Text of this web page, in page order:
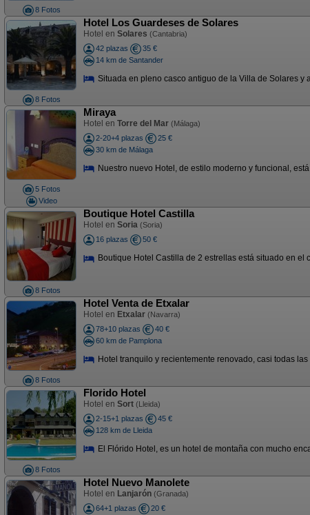
8 Fotos
8 Fotos
Hotel Los Guardeses de Solares
Hotel en Solares (Cantabria)
42 plazas
35 €
14 km de Santander
Situada en pleno casco antiguo de la Villa de Solares y
5 Fotos
Video
Miraya
Hotel en Torre del Mar (Málaga)
2-20+4 plazas
25 €
30 km de Málaga
Nuestro nuevo Hotel, de estilo moderno y funcional,
8 Fotos
Boutique Hotel Castilla
Hotel en Soria (Soria)
16 plazas
50 €
Boutique Hotel Castilla de 2 estrellas está situado en
8 Fotos
Hotel Venta de Etxalar
Hotel en Etxalar (Navarra)
78+10 plazas
40 €
60 km de Pamplona
Hotel tranquilo y recientemente renovado, casi todas
8 Fotos
Florido Hotel
Hotel en Sort (Lleida)
2-15+1 plazas
45 €
128 km de Lleida
El Flórido Hotel, es un hotel de montaña con mucho
Hotel Nuevo Manolete
Hotel en Lanjarón (Granada)
64+1 plazas
20 €